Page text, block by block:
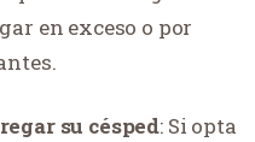
en exceso o por
su césped: Si opta